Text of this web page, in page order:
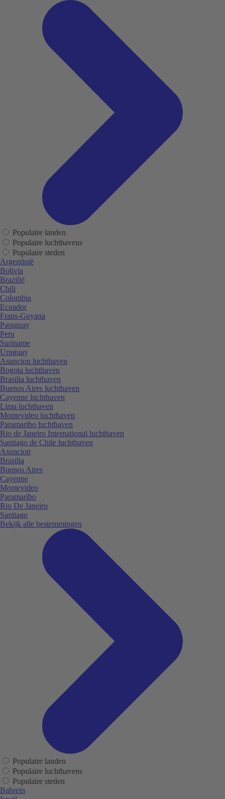
Populaire landen
Populaire luchthavens
Populaire steden
Argentinië
Bolivia
Brazilië
Chili
Colombia
Ecuador
Frans-Guyana
Paraguay
Peru
Suriname
Uruguay
Asuncion luchthaven
Bogota luchthaven
Brasilia luchthaven
Buenos Aires luchthaven
Cayenne luchthaven
Lima luchthaven
Montevideo luchthaven
Paramaribo luchthaven
Rio de Janeiro International luchthaven
Santiago de Chile luchthaven
Asuncion
Brasilia
Buenos Aires
Cayenne
Montevideo
Paramaribo
Rio De Janeiro
Santiago
Bekijk alle bestemmingen
Populaire landen
Populaire luchthavens
Populaire steden
Bahrein